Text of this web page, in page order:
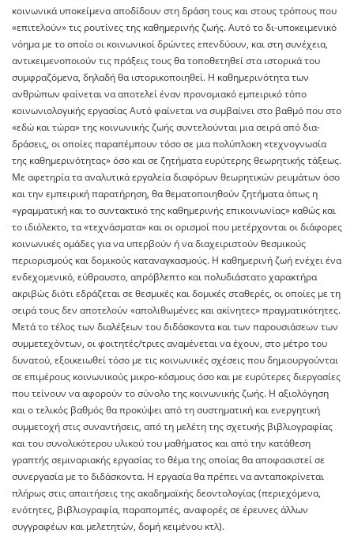
κοινωνικά υποκείμενα αποδίδουν στη δράση τους και στους τρόπους που
«επιτελούν» τις ρουτίνες της καθημερινής ζωής. Αυτό το δι-υποκειμενικό
νόημα με το οποίο οι κοινωνικοί δρώντες επενδύουν, και στη συνέχεια,
αντικειμενοποιούν τις πράξεις τους θα τοποθετηθεί στα ιστορικά του
συμφραζόμενα, δηλαδή θα ιστορικοποιηθεί. Η καθημερινότητα των
ανθρώπων φαίνεται να αποτελεί έναν προνομιακό εμπειρικό τόπο
κοινωνιολογικής εργασίας Αυτό φαίνεται να συμβαίνει στο βαθμό που στο
«εδώ και τώρα» της κοινωνικής ζωής συντελούνται μια σειρά από δια-
δράσεις, οι οποίες παραπέμπουν τόσο σε μια πολύπλοκη «τεχνογνωσία
της καθημερινότητας» όσο και σε ζητήματα ευρύτερης θεωρητικής τάξεως.
Με αφετηρία τα αναλυτικά εργαλεία διαφόρων θεωρητικών ρευμάτων όσο
και την εμπειρική παρατήρηση, θα θεματοποιηθούν ζητήματα όπως η
«γραμματική και το συντακτικό της καθημερινής επικοινωνίας» καθώς και
το ιδιόλεκτο, τα «τεχνάσματα» και οι ορισμοί που μετέρχονται οι διάφορες
κοινωνικές ομάδες για να υπερβούν ή να διαχειριστούν θεσμικούς
περιορισμούς και δομικούς καταναγκασμούς. Η καθημερινή ζωή ενέχει ένα
ενδεχομενικό, εύθραυστο, απρόβλεπτο και πολυδιάστατο χαρακτήρα
ακριβώς διότι εδράζεται σε θεσμικές και δομικές σταθερές, οι οποίες με τη
σειρά τους δεν αποτελούν «απολιθωμένες και ακίνητες» πραγματικότητες.
Μετά το τέλος των διαλέξεων του διδάσκοντα και των παρουσιάσεων των
συμμετεχόντων, οι φοιτητές/τριες αναμένεται να έχουν, στο μέτρο του
δυνατού, εξοικειωθεί τόσο με τις κοινωνικές σχέσεις που δημιουργούνται
σε επιμέρους κοινωνικούς μικρο-κόσμους όσο και με ευρύτερες διεργασίες
που τείνουν να αφορούν το σύνολο της κοινωνικής ζωής. Η αξιολόγηση
και ο τελικός βαθμός θα προκύψει από τη συστηματική και ενεργητική
συμμετοχή στις συναντήσεις, από τη μελέτη της σχετικής βιβλιογραφίας
και του συνολικότερου υλικού του μαθήματος και από την κατάθεση
γραπτής σεμιναριακής εργασίας το θέμα της οποίας θα αποφασιστεί σε
συνεργασία με το διδάσκοντα. Η εργασία θα πρέπει να ανταποκρίνεται
πλήρως στις απαιτήσεις της ακαδημαϊκής δεοντολογίας (περιεχόμενα,
ενότητες, βιβλιογραφία, παραπομπές, αναφορές σε έρευνες άλλων
συγγραφέων και μελετητών, δομή κειμένου κτλ).